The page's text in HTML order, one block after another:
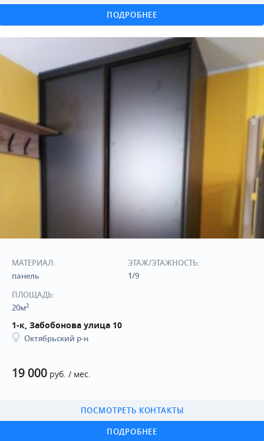
ПОДРОБНЕЕ
19 000 руб. / мес.
1-к, Забобонова улица 10
Октябрьский р-н
ПОДРОБНЕЕ
ПОСМОТРЕТЬ КОНТАКТЫ
МАТЕРИАЛ:
панель
ЭТАЖ/ЭТАЖНОСТЬ:
1/9
ПЛОЩАДЬ:
20м2